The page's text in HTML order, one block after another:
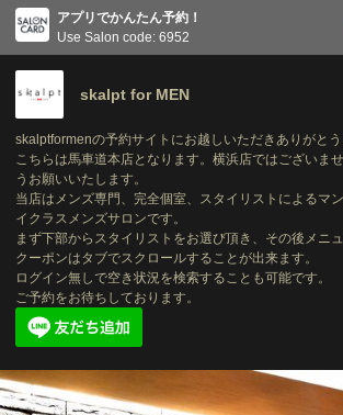
アプリでかんたん予約！
Use Salon code: 6952
skalpt for MEN
skalptformenの予約サイトにお越しいただきありがとう
こちらは馬車道本店となります。横浜店ではございま
うお願いいたします。
当店はメンズ専門、完全個室、スタイリストによるマ
イクラスメンズサロンです。
まず下部からスタイリストをお選び頂き、その後メニ
クーポンはタブでスクロールすることが出来ます。
ログイン無しで空き状況を検索することも可能です。
ご予約をお待ちしております。